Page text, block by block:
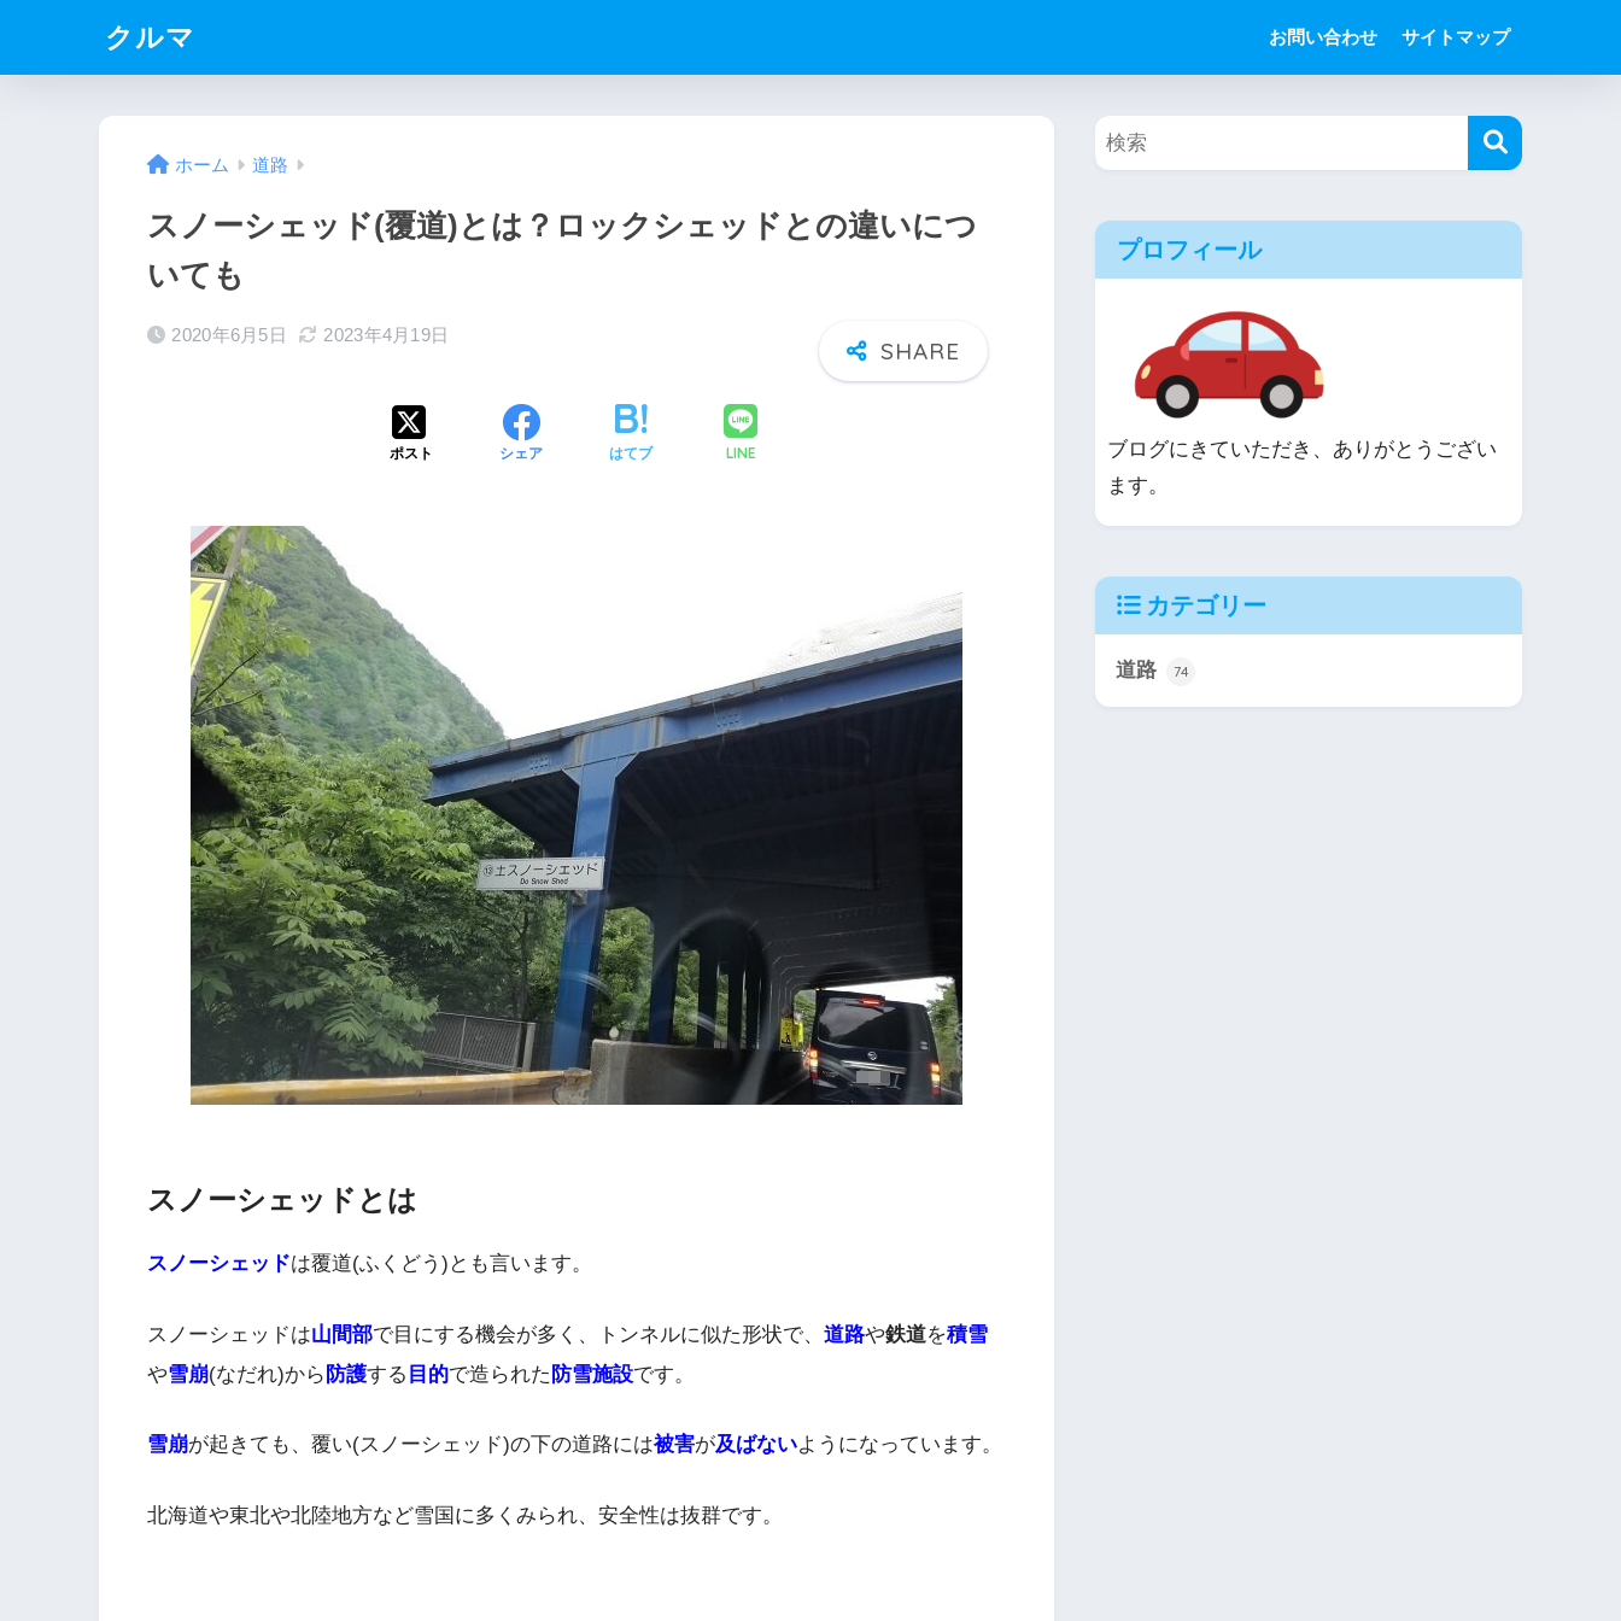
クルマ お問い合わせ サイトマップ
ホーム 道路
スノーシェッド(覆道)とは？ロックシェッドとの違いにつ
いても
2020年6月5日 2023年4月19日
ポスト シェア はてブ LINE
スノーシェッドとは
スノーシェッドは覆道(ふくどう)とも言います。
スノーシェッドは山間部で目にする機会が多く、トンネルに似た形状で、 道路や鉄道を積雪
や雪崩(なだれ)から 防護する 目的で造られた 防雪施設です。
雪崩が起きても、覆い(スノーシェッド)の下の道路には被害が及ばないようになっています。
北海道や東北や北陸地方など雪国に多くみられ、安全性は抜群です。
プロフィール
ブログにきていただき、ありがとうござい
ます。
カテゴリー
道路 74